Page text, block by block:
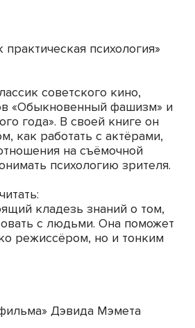
практическая психология»
советского кино,
«Обыкновенный фашизм» и
года». В своей книге он
как работать с актёрами,
на съёмочной
психологию зрителя.
кладезь знаний о том,
с людьми. Она поможет
режиссёром, но и тонким
Дэвида Мэмета